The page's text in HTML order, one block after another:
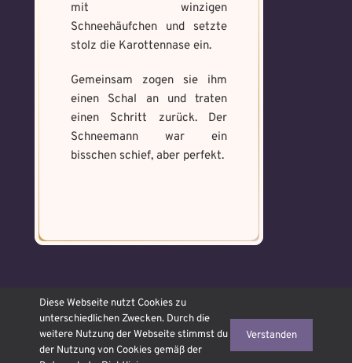
mit winzigen
Schneehäufchen und setzte
stolz die Karottennase ein.
Gemeinsam zogen sie ihm
einen Schal an und traten
einen Schritt zurück. Der
Schneemann war ein
bisschen schief, aber perfekt.
© OJAMAJO Hexenschule
2026 ᛜ made with ❤ Icons
Freepik
from www.flaticon.com
Aufbauhilfe / Tumblr Datenschutz
Max file size: 9.08 MB. | Allowed file
number of file: 1
Select Files
Max file size: 9.08 MB. | Allowed file
types: gif,jpeg,png,jpg,pdf | Min
number of file: 1
Datei wählen
Absenden
Diese Webseite nutzt Cookies zu
unterschiedlichen Zwecken. Durch die
weitere Nutzung der Webseite stimmst du
der Nutzung von Cookies gemäß der
Verstanden